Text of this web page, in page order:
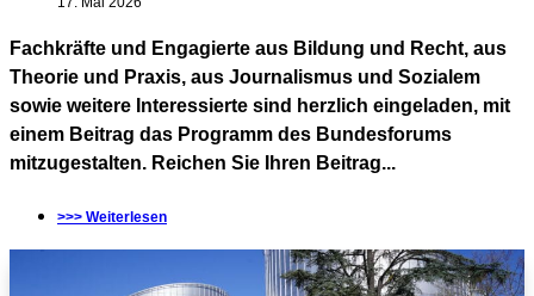
Fachkräfte und Engagierte aus Bildung und Recht, aus
Theorie und Praxis, aus Journalismus und Sozialem
sowie weitere Interessierte sind herzlich eingeladen, mit
einem Beitrag das Programm des Bundesforums
mitzugestalten. Reichen Sie Ihren Beitrag...
>>> Weiterlesen